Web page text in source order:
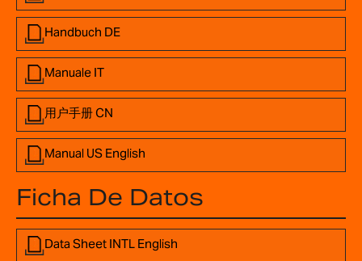
Handbuch DE
Manuale IT
用户手册 CN
Manual US English
Ficha De Datos
Data Sheet INTL English